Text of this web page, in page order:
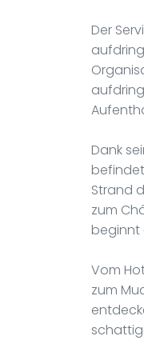
Der
Dank
Strand
zum
beginnt
Vom
zum